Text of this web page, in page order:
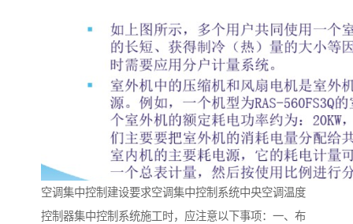
空调集中控制建设要求空调集中控制系统中央空调温度
控制器集中控制系统施工时，应注意以下事项：一、布